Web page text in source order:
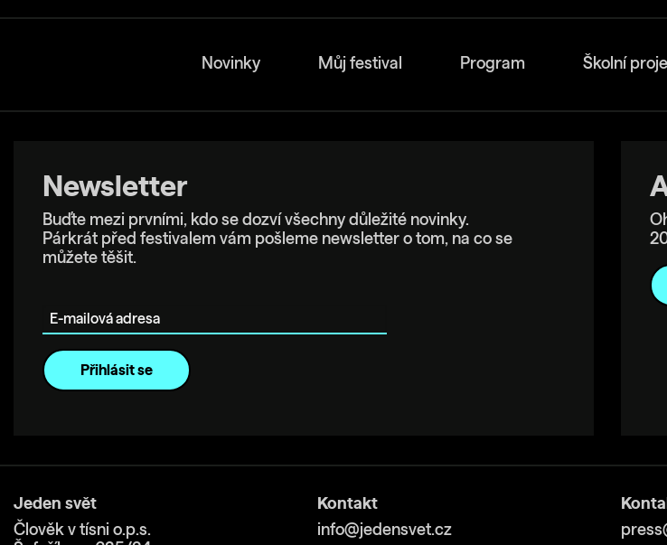
Novinky Můj festival Program Školní
Newsletter
Buďte mezi prvními, kdo se dozví všechny důležité novinky.
Párkrát před festivalem vám pošleme newsletter o tom, na co se
můžete těšit.
Jeden svět
Člověk v tísni o.p.s.
Kontakt
info@jedensvet.cz